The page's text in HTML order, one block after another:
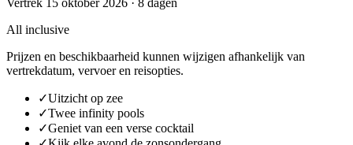
All inclusive
Prijzen en beschikbaarheid kunnen wijzigen afhankelijk van
vertrekdatum, vervoer en reisopties.
✓Uitzicht op zee
✓Twee infinity pools
✓Geniet van een verse cocktail